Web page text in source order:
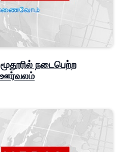
நடைபெற்ற
ஊர்வலம்